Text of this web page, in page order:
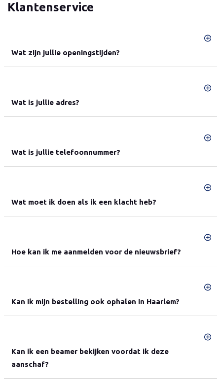
Klantenservice
Wat zijn jullie openingstijden?
Wat is jullie adres?
Wat is jullie telefoonnummer?
Wat moet ik doen als ik een klacht heb?
Hoe kan ik me aanmelden voor de nieuwsbrief?
Kan ik mijn bestelling ook ophalen in Haarlem?
Kan ik een beamer bekijken voordat ik deze
aanschaf?